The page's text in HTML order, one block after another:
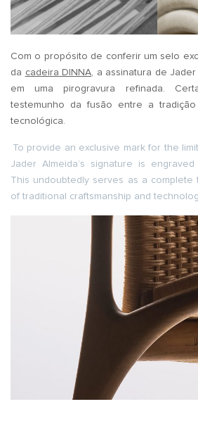
Com o propósito de conferir um selo
da cadeira DINNA, a assinatura de
em uma pirogravura refinada.
testemunho da fusão entre a
tecnológica.
To provide an exclusive mark for the
Jader Almeida’s signature is
This undoubtedly serves as a complete
of traditional craftsmanship and